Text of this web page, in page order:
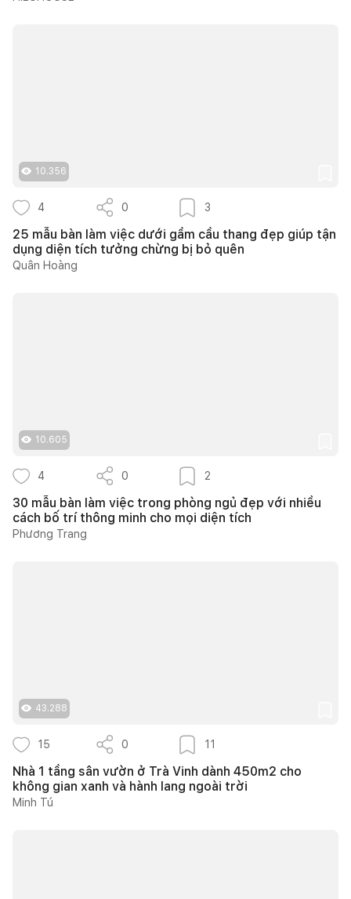
10.356
4 0 3
25 mẫu bàn làm việc dưới gầm cầu thang đẹp giúp tận
dụng diện tích tưởng chừng bị bỏ quên
Quân Hoàng
10.605
4 0 2
30 mẫu bàn làm việc trong phòng ngủ đẹp với nhiều
cách bố trí thông minh cho mọi diện tích
Phương Trang
43.288
15 0 11
Nhà 1 tầng sân vườn ở Trà Vinh dành 450m2 cho
không gian xanh và hành lang ngoài trời
Minh Tú